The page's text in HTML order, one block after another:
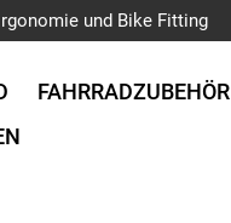
und Bike Fitting
FAHRRADZUBEHÖR